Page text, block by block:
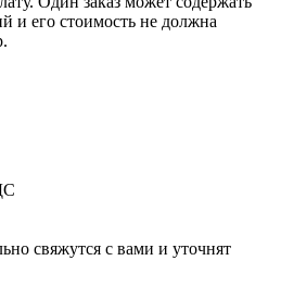
и его стоимость не должна
свяжутся с вами и уточнят